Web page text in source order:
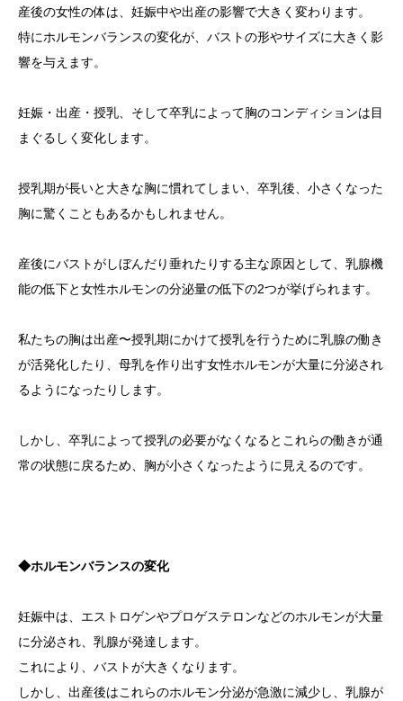
産後の女性の体は、妊娠中や出産の影響で大きく変わります。
特にホルモンバランスの変化が、バストの形やサイズに大きく影
響を与えます。
妊娠・出産・授乳、そして卒乳によって胸のコンディションは目
まぐるしく変化します。
授乳期が長いと大きな胸に慣れてしまい、卒乳後、小さくなった
胸に驚くこともあるかもしれません。
産後にバストがしぼんだり垂れたりする主な原因として、乳腺機
能の低下と女性ホルモンの分泌量の低下の2つが挙げられます。
私たちの胸は出産〜授乳期にかけて授乳を行うために乳腺の働き
が活発化したり、母乳を作り出す女性ホルモンが大量に分泌され
るようになったりします。
しかし、卒乳によって授乳の必要がなくなるとこれらの働きが通
常の状態に戻るため、胸が小さくなったように見えるのです。
◆ホルモンバランスの変化
妊娠中は、エストロゲンやプロゲステロンなどのホルモンが大量
に分泌され、乳腺が発達します。
これにより、バストが大きくなります。
しかし、出産後はこれらのホルモン分泌が急激に減少し、乳腺が